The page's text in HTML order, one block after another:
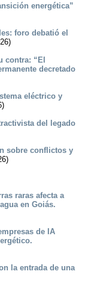
energética”
foro debatió el
contra: “El
decretado
eléctrico y
del legado
sobre conflictos y
raras afecta a
en Goiás.
de IA
la entrada de una